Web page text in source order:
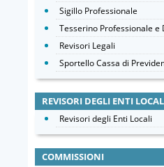
Sigillo Professionale
Tesserino Professionale e
Revisori Legali
Sportello Cassa di
REVISORI DEGLI ENTI
Revisori degli Enti Locali
COMMISSIONI